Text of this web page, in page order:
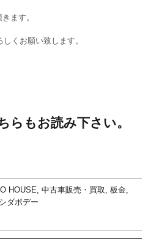
ます。
くお願い致します。
らもお読み下さい。
HOUSE, 中古車販売・買取, 板金,
ダボデー